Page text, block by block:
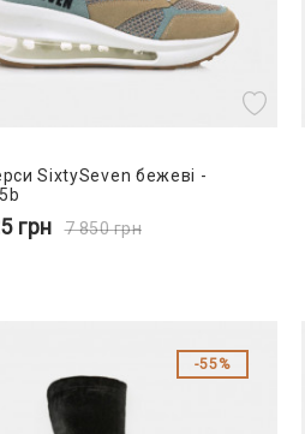
SixtySeven бежеві -
грн 7 850грн
55%